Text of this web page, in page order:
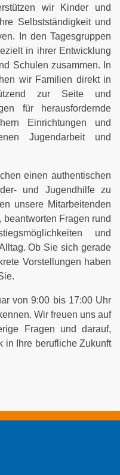
wir Kinder und
Selbstständigkeit und
In den Tagesgruppen
in ihrer Entwicklung
Schulen zusammen. In
wir Familien direkt in
zur Seite und
für herausfordernde
Einrichtungen und
Jugendarbeit und
einen authentischen
und Jugendhilfe zu
unsere Mitarbeitenden
Fragen rund
und
Ob Sie sich gerade
Vorstellungen haben
von 9:00 bis 17:00 Uhr
Wir freuen uns auf
Fragen und darauf,
in Ihre berufliche Zukunft